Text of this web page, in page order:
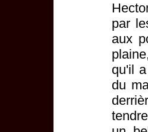
par
aux
qu'il
du